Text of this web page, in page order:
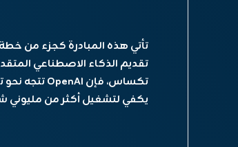
تقديم الذكاء الاصطناعي
يكفي لتشغيل أكثر من مليوني